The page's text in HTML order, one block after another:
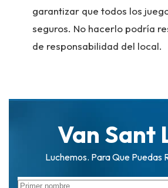
garantizar que todos los
seguros. No hacerlo podría
de responsabilidad del local.
Van Sant
Luchemos. Para Que Puedas